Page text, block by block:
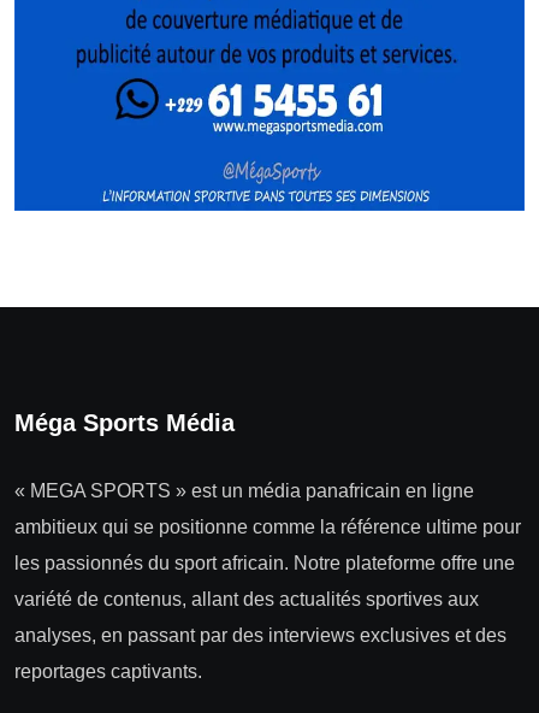
Méga Sports Média
« MEGA SPORTS » est un média panafricain en ligne
ambitieux qui se positionne comme la référence ultime pour
les passionnés du sport africain. Notre plateforme offre une
variété de contenus, allant des actualités sportives aux
analyses, en passant par des interviews exclusives et des
reportages captivants.